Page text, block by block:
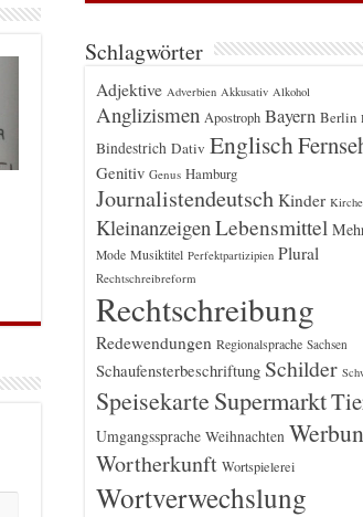
Schlagwörter
Adjektive Adverbien Akkusativ Alkohol
Anglizismen Apostroph Bayern Berlin
Bindestrich Dativ Englisch
Genitiv Genus Hamburg
Journalistendeutsch Kinder Kirche
Kleinanzeigen Lebensmittel
Mode Musiktitel Perfektpartizipien Plural
Rechtschreibreform
Rechtschreibung
Redewendungen Regionalsprache Sachsen
Schaufensterbeschriftung Schilder
Speisekarte Supermarkt
Umgangssprache Weihnachten
Wortherkunft Wortspielerei
Wortverwechslung